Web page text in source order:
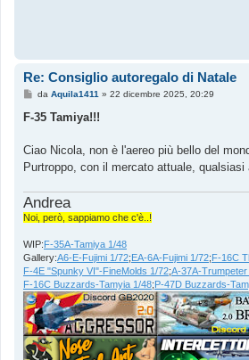
Re: Consiglio autoregalo di Natale
M
s
g
g
i
da Aquila1411 » 22 dicembre 2025, 20:29
F-35 Tamiya!!!
Ciao Nicola, non è l'aereo più bello del
Purtroppo, con il mercato attuale,
Andrea
Noi, però, sappiamo che c'è..!
WIP:F-35A-Tamiya 1/48
Gallery:A6-E-Fujimi 1/72;EA-6A-Fujimi 1/72;F-16C
F-4E "Spunky VI"-FineMolds 1/72;A-37A-Trumpeter
F-16C Buzzards-Tamyia 1/48;P-47D Buzzards-